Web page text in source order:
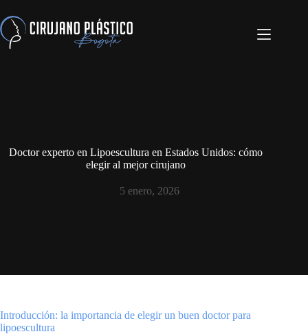
Doctor experto en Lipoescultura en Estados Unidos: cómo
elegir al mejor cirujano
5 enero, 2026
Introducción: la importancia de elegir un buen doctor para
lipoescultura